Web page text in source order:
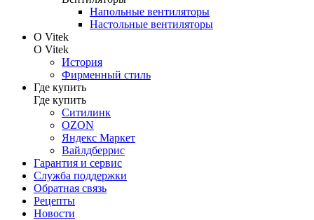
Напольные вентиляторы
Настольные вентиляторы
О Vitek
О Vitek
История
Фирменный стиль
Где купить
Где купить
Ситилинк
OZON
Яндекс Маркет
Вайлдберрис
Гарантия и сервис
Служба поддержки
Обратная связь
Рецепты
Новости